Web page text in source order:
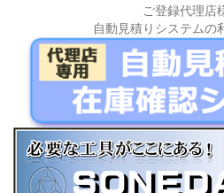
ご登録代理店
自動見積りシステムの